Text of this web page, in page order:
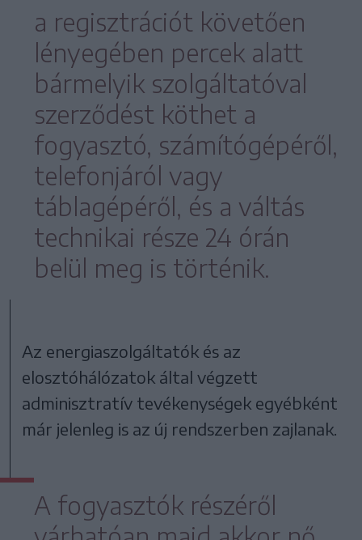
a regisztrációt követően
lényegében percek alatt
bármelyik szolgáltatóval
szerződést köthet a
fogyasztó, számítógépéről,
telefonjáról vagy
táblagépéről, és a váltás
technikai része 24 órán
belül meg is történik.
Az energiaszolgáltatók és az
elosztóhálózatok által végzett
adminisztratív tevékenységek egyébként
már jelenleg is az új rendszerben zajlanak.
A fogyasztók részéről